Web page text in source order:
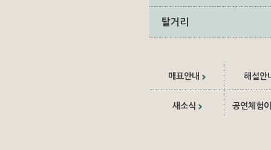
탈거리
매표안내 해설안
새소식 공연체험